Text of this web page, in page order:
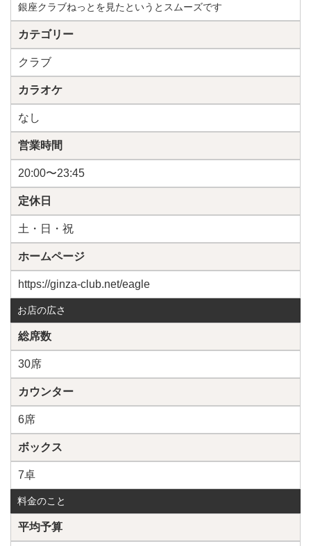
銀座クラブねっとを見たというとスムーズです
カテゴリー
クラブ
カラオケ
なし
営業時間
20:00〜23:45
定休日
土・日・祝
ホームページ
https://ginza-club.net/eagle
お店の広さ
総席数
30席
カウンター
6席
ボックス
7卓
料金のこと
平均予算